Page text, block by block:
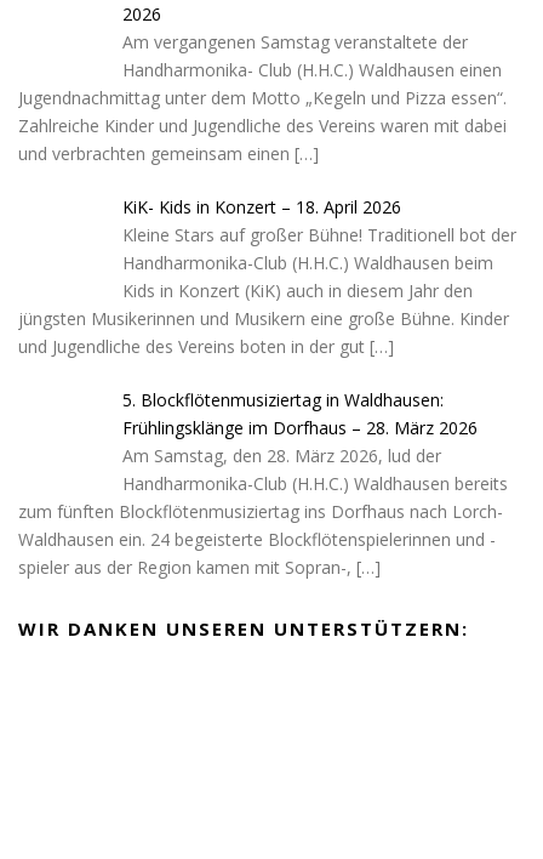
2026
Am vergangenen Samstag veranstaltete der
Handharmonika- Club (H.H.C.) Waldhausen einen
Jugendnachmittag unter dem Motto „Kegeln und Pizza essen“.
Zahlreiche Kinder und Jugendliche des Vereins waren mit dabei
und verbrachten gemeinsam einen […]
KiK- Kids in Konzert – 18. April 2026
Kleine Stars auf großer Bühne! Traditionell bot der
Handharmonika-Club (H.H.C.) Waldhausen beim
Kids in Konzert (KiK) auch in diesem Jahr den
jüngsten Musikerinnen und Musikern eine große Bühne. Kinder
und Jugendliche des Vereins boten in der gut […]
5. Blockflötenmusiziertag in Waldhausen:
Frühlingsklänge im Dorfhaus – 28. März 2026
Am Samstag, den 28. März 2026, lud der
Handharmonika-Club (H.H.C.) Waldhausen bereits
zum fünften Blockflötenmusiziertag ins Dorfhaus nach Lorch-
Waldhausen ein. 24 begeisterte Blockflötenspielerinnen und -
spieler aus der Region kamen mit Sopran-, […]
WIR DANKEN UNSEREN UNTERSTÜTZERN: